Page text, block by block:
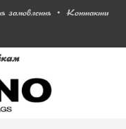
замовлення • Контакти